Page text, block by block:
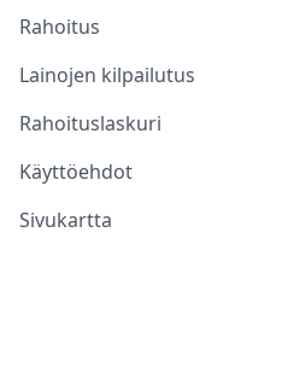
Rahoitus
Lainojen kilpailutus
Rahoituslaskuri
Käyttöehdot
Sivukartta